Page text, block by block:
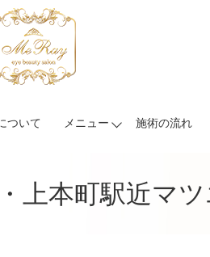
ついて メニュー 施術の流れ
上本町駅近マ